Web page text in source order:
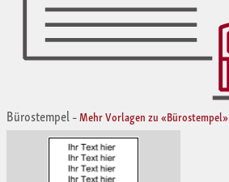
Bürostempel–Mehr Vorlagen zu «Bürostempel»